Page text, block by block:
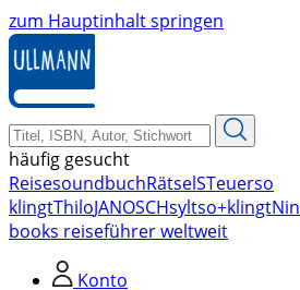
zum Hauptinhalt springen
häufig gesucht
ReisesoundbuchRätselSTeuerso
klingtThiloJANOSCHsyltso+klingt
books reiseführer weltweit
Konto